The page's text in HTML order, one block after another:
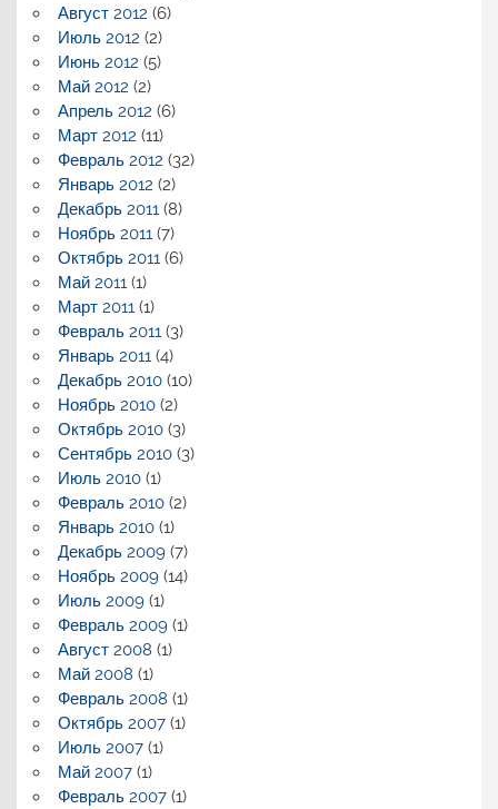
Август 2012 (6)
Июль 2012 (2)
Июнь 2012 (5)
Май 2012 (2)
Апрель 2012 (6)
Март 2012 (11)
Февраль 2012 (32)
Январь 2012 (2)
Декабрь 2011(8)
Ноябрь 2011(7)
Октябрь 2011(6)
Май 2011(1)
Март 2011(1)
Февраль 2011(3)
Январь 2011(4)
Декабрь 2010(10)
Ноябрь 2010(2)
Октябрь 2010(3)
Сентябрь 2010(3)
Июль 2010(1)
Февраль 2010(2)
Январь 2010(1)
Декабрь 2009(7)
Ноябрь 2009(14)
Июль 2009(1)
Февраль 2009(1)
Август 2008 (1)
Май 2008 (1)
Февраль 2008 (1)
Октябрь 2007(1)
Июль 2007(1)
Май 2007(1)
Февраль 2007(1)